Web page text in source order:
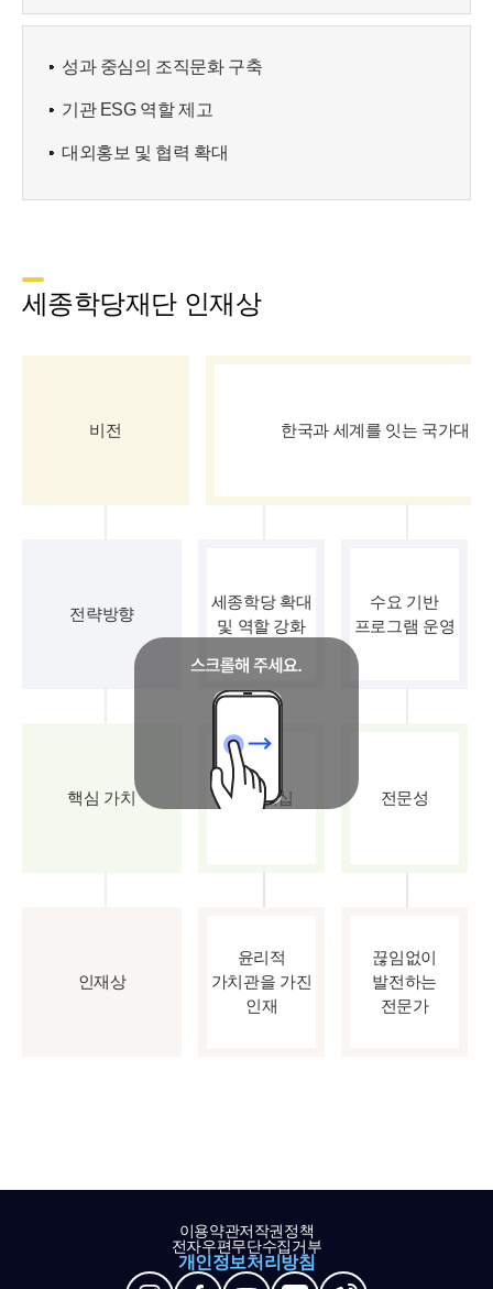
성과 중심의 조직문화 구축
기관 ESG 역할 제고
대외홍보 및 협력 확대
세종학당재단 인재상
비전 한국과 세계를 잇는 국가대
전략방향
세종학당 확대
및 역할 강화
수요 기반
프로그램 운영
핵심 가치 파트너십 전문성
인재상
윤리적
가치관을 가진
인재
끊임없이
발전하는
전문가
이용약관저작권정책
전자우편무단수집거부
개인정보처리방침